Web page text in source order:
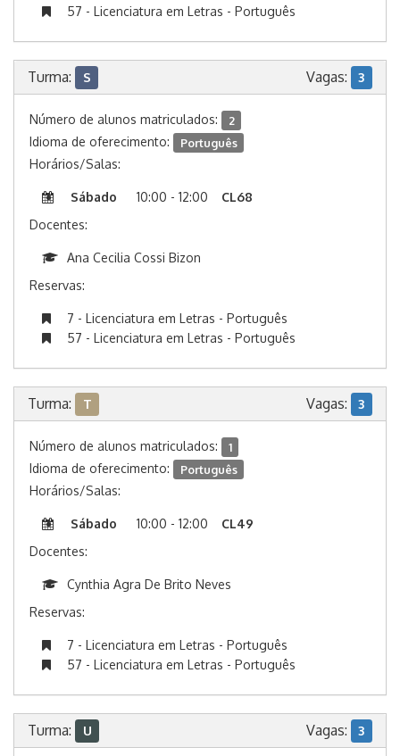
57 - Licenciatura em Letras - Português
Turma: S Vagas: 3
Número de alunos matriculados: 2
Idioma de oferecimento: Português
Horários/Salas:
Sábado 10:00 - 12:00
CL68
Docentes:
Ana Cecilia Cossi Bizon
Reservas:
7 - Licenciatura em Letras - Português
57 - Licenciatura em Letras - Português
Turma: T Vagas: 3
Número de alunos matriculados: 1
Idioma de oferecimento: Português
Horários/Salas:
Sábado 10:00 - 12:00
CL49
Docentes:
Cynthia Agra De Brito Neves
Reservas:
7 - Licenciatura em Letras - Português
57 - Licenciatura em Letras - Português
Turma: U Vagas: 3